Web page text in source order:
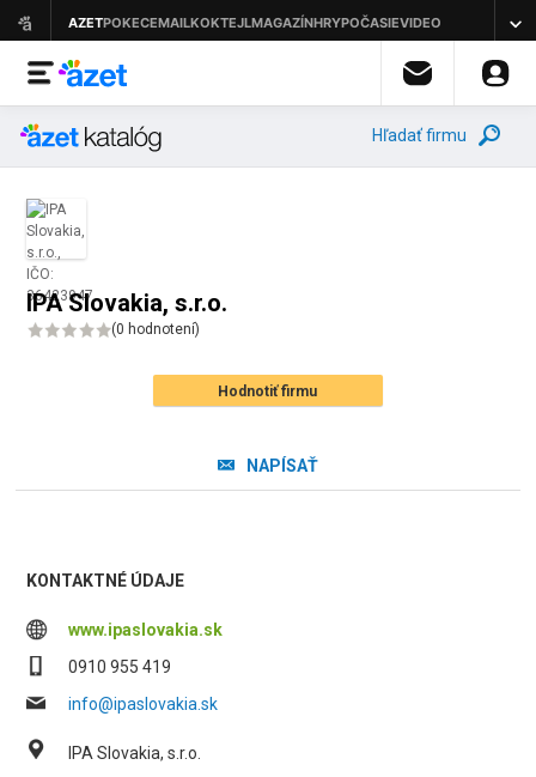
Hľadať firmu
IPA Slovakia, s.r.o.
(0 hodnotení)
Hodnotiť firmu
NAPÍSAŤ
KONTAKTNÉ ÚDAJE
www.ipaslovakia.sk
0910 955 419
info@ipaslovakia.sk
IPA Slovakia, s.r.o.